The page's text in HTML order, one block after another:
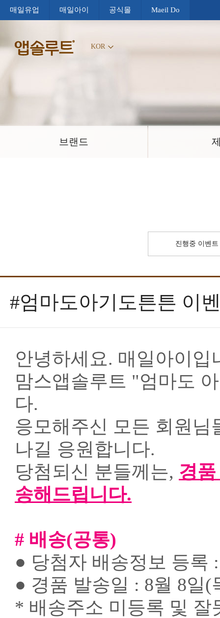
매일유업 매일아이 공식몰 Maeil Do
브랜드
KOR
진행중 이벤트
#엄마도아기도튼튼 이
안녕하세요. 매일아이입
맘스앱솔루트 "엄마도
다.
응모해주신 모든 회원
나길 응원합니다.
당첨되신 분들께는, 경
송해드립니다.
​# 배송(공통)
● 당첨자 배송정보 등록
● 경품 발송일 : 8월 8일
* 배송주소 미등록 및 잘